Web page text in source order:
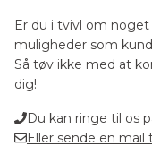
Er du i tvivl om
muligheder som
Så tøv ikke med at
dig!
Du kan ringe til os
Eller sende en mail